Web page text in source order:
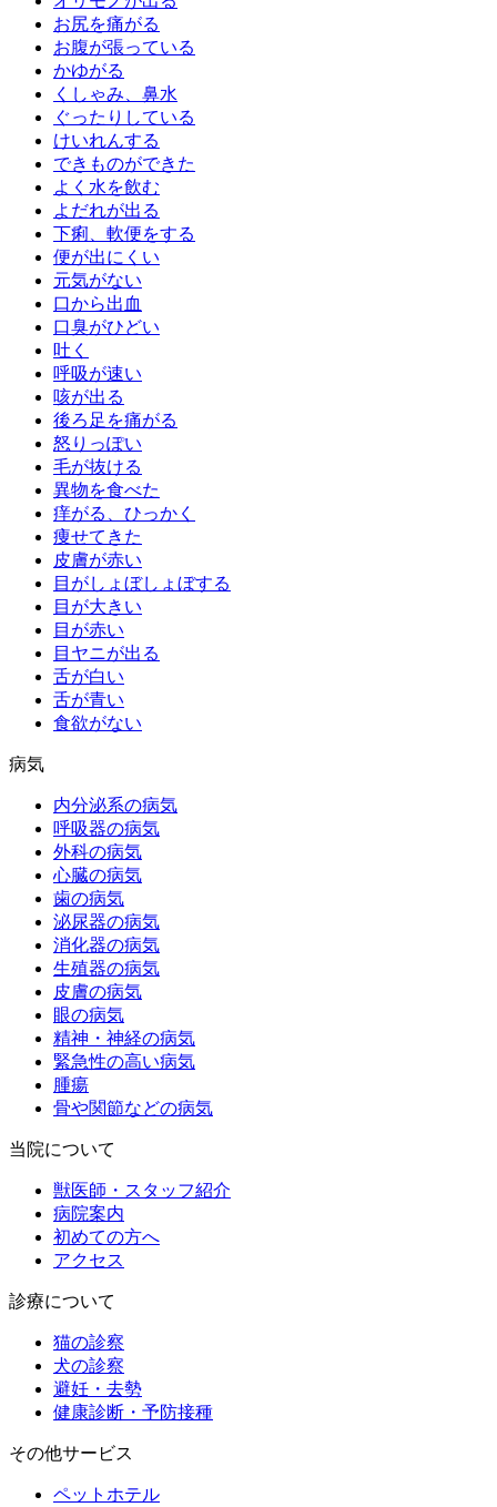
お尻を痛がる
お腹が張っている
かゆがる
くしゃみ、鼻水
ぐったりしている
けいれんする
できものができた
よく水を飲む
よだれが出る
下痢、軟便をする
便が出にくい
元気がない
口から出血
口臭がひどい
吐く
呼吸が速い
咳が出る
後ろ足を痛がる
怒りっぽい
毛が抜ける
異物を食べた
痒がる、ひっかく
痩せてきた
皮膚が赤い
目がしょぼしょぼする
目が大きい
目が赤い
目ヤニが出る
舌が白い
舌が青い
食欲がない
病気
内分泌系の病気
呼吸器の病気
外科の病気
心臓の病気
歯の病気
泌尿器の病気
消化器の病気
生殖器の病気
皮膚の病気
眼の病気
精神・神経の病気
緊急性の高い病気
腫瘍
骨や関節などの病気
当院について
獣医師・スタッフ紹介
病院案内
初めての方へ
アクセス
診療について
猫の診察
犬の診察
避妊・去勢
健康診断・予防接種
その他サービス
ペットホテル